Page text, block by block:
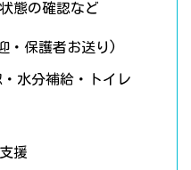
態の確認など
・保護者お送り)
水分補給・トイレ
援